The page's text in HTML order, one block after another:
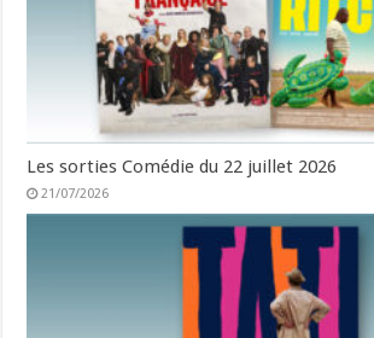
Les sorties Comédie du 22 juillet 2026
21/07/2026